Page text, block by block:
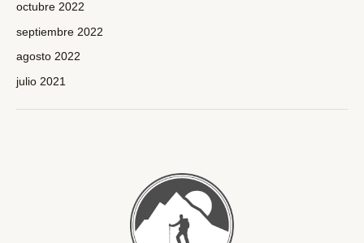
octubre 2022
septiembre 2022
agosto 2022
julio 2021